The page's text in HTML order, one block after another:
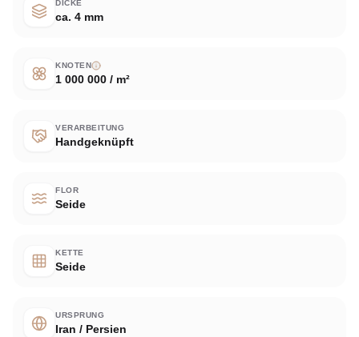
DICKE
ca. 4 mm
KNOTEN
1 000 000 / m²
VERARBEITUNG
Handgeknüpft
FLOR
Seide
KETTE
Seide
URSPRUNG
Iran / Persien